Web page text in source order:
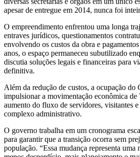
apesar de entregue em 2014, nunca foi
O empreendimento enfrentou uma longa
entraves jurídicos, questionamentos
envolvendo os custos da obra e
anos, o espaço permaneceu subutilizado
discutia soluções legais e financeiras para
definitiva.
Além da redução de custos, a ocupação
impulsionar a movimentação econômica de
aumento do fluxo de servidores, visitantes
complexo administrativo.
O governo trabalha em um cronograma
para garantir que a transição ocorra sem
população. “Essa mudança representa uma